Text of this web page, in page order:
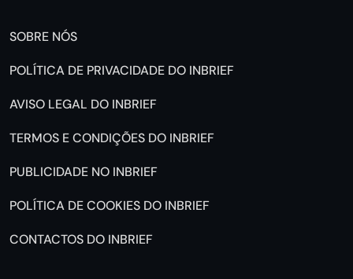
SOBRE NÓS
POLÍTICA DE PRIVACIDADE DO INBRIEF
AVISO LEGAL DO INBRIEF
TERMOS E CONDIÇÕES DO INBRIEF
PUBLICIDADE NO INBRIEF
POLÍTICA DE COOKIES DO INBRIEF
CONTACTOS DO INBRIEF